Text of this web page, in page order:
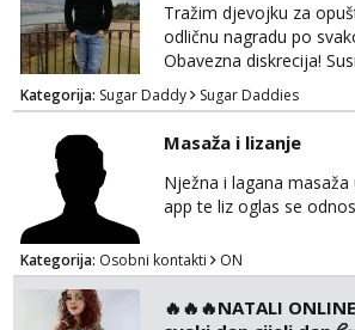
Tel:064/677-677- Kod: #108
tel:0,93€ - mob:1,12€ min
Zara
- Kod: #123
tel:0,93€ - mob:1,12€ min
tel:0,93€ - mob:1,12€ min
Tražim djevojku za
odličnu nagradu po
Obavezna diskrecija!
danima tijekom dana ali
Slavonija.
Kategorija: Sugar Daddy Sugar Daddies
Masaža i lizanje
Nježna i lagana
app te liz oglas se
Kategorija: Osobni kontakti ON
🔥🔥🔥NATALI